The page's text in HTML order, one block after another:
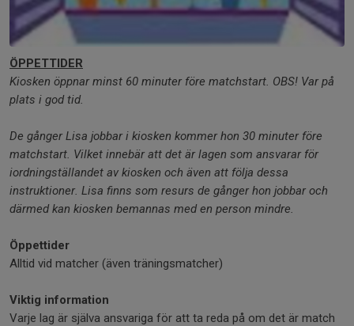
ÖPPETTIDER
Kiosken öppnar minst 60 minuter före matchstart. OBS! Var på
plats i god tid.
De gånger Lisa jobbar i kiosken kommer hon 30 minuter före
matchstart. Vilket innebär att det är lagen som ansvarar för
iordningställandet av kiosken och även att följa dessa
instruktioner. Lisa finns som resurs de gånger hon jobbar och
därmed kan kiosken bemannas med en person mindre.
Öppettider
Alltid vid matcher (även träningsmatcher)
Viktig information
Varje lag är själva ansvariga för att ta reda på om det är match